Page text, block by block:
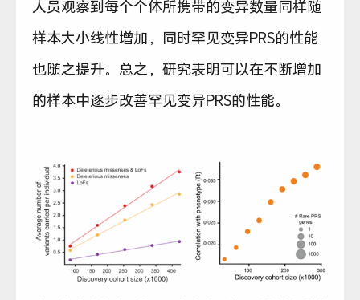
人员观察到每个个体所携带的变异数量同样随
样本大小线性增加，同时罕见变异PRS的性能
也随之提升。总之，研究表明可以在不断增加
的样本中逐步改善罕见变异PRS的性能。